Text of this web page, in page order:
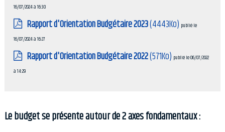
16/07/2024 à 16:30
Rapport d'Orientation Budgétaire 2023(4443Ko) publié le
16/07/2024 à 16:27
Rapport d'Orientation Budgétaire 2022(571Ko) publié le 06/07/2022
à 14:29
Le budget se présente autour de 2 axes fondamentaux :